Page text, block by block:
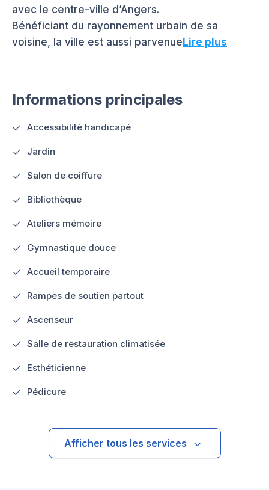
avec le centre-ville d’Angers.
Bénéficiant du rayonnement urbain de sa
voisine, la ville est aussi parvenueLire plus
Informations principales
Accessibilité handicapé
Jardin
Salon de coiffure
Bibliothèque
Ateliers mémoire
Gymnastique douce
Accueil temporaire
Rampes de soutien partout
Ascenseur
Salle de restauration climatisée
Esthéticienne
Pédicure
Afficher tous les services